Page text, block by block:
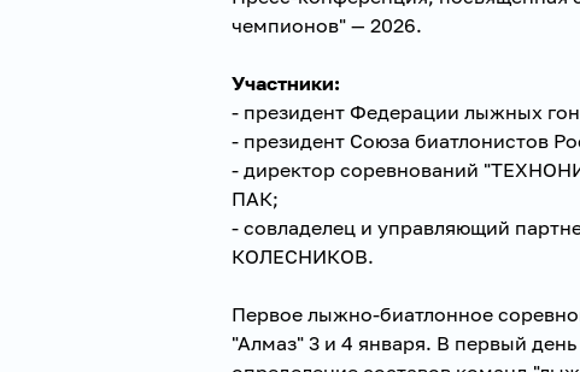
чемпионов" — 2026.
Участники:
- президент Федерации лыжных
- президент Союза биатлонистов
- директор соревнований
ПАК;
- совладелец и управляющий
КОЛЕСНИКОВ.
Первое лыжно-биатлонное
"Алмаз" 3 и 4 января. В первый